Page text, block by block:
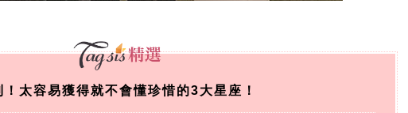
太容易獲得就不會懂珍惜的3大星座！